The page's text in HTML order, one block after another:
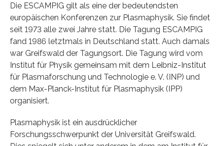
Die ESCAMPIG gilt als eine der bedeutendsten
europäischen Konferenzen zur Plasmaphysik. Sie findet
seit 1973 alle zwei Jahre statt. Die Tagung ESCAMPIG
fand 1986 letztmals in Deutschland statt. Auch damals
war Greifswald der Tagungsort. Die Tagung wird vom
Institut für Physik gemeinsam mit dem Leibniz-Institut
für Plasmaforschung und Technologie e. V. (INP) und
dem Max-Planck-Institut für Plasmaphysik (IPP)
organisiert.
Plasmaphysik ist ein ausdrücklicher
Forschungsschwerpunkt der Universität Greifswald.